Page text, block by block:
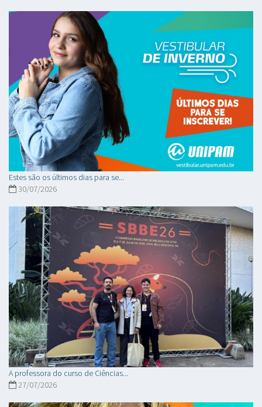
Estes são os últimos dias para se...
30/07/2026
A professora do curso de Ciências...
27/07/2026